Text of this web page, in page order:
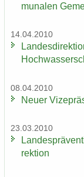
mu­na­len
14.04.2010
08.04.2010
Neuer
23.03.2010
rek­ti­on